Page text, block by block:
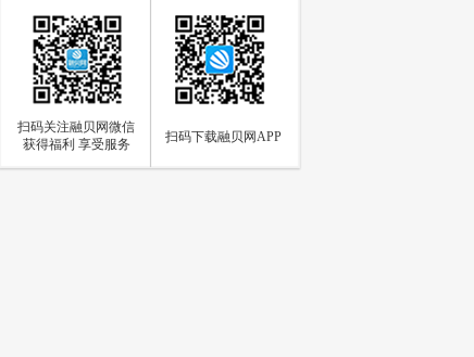
网络投资理财（99+）
p2p资讯新闻（99+）
理财攻略（99+）
如何投资理财（97）
p2p网贷（94） 网贷知识（85）
扫码关注融贝网微信
获得福利 享受服务
扫码下载融贝网APP